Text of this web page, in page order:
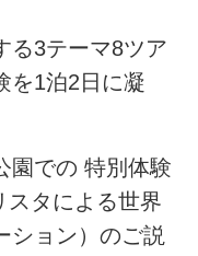
る3テーマ8ツア
を1泊2日に凝
園での 特別体験
スタによる世界
ション）のご説